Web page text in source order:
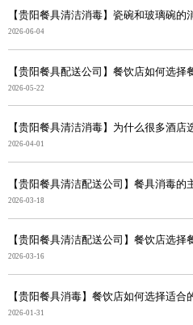
2026-06-04
【贵阳餐具配送公司】餐饮店如何选择
2026-05-22
2026-04-01
2026-03-18
2026-03-16
【贵阳餐具消毒】餐饮店如何选择适合
2026-01-31